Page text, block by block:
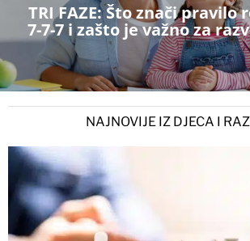
TRI FAZE: Što znači
7-7-7 i zašto je važno za
NAJNOVIJE IZ DJECA I